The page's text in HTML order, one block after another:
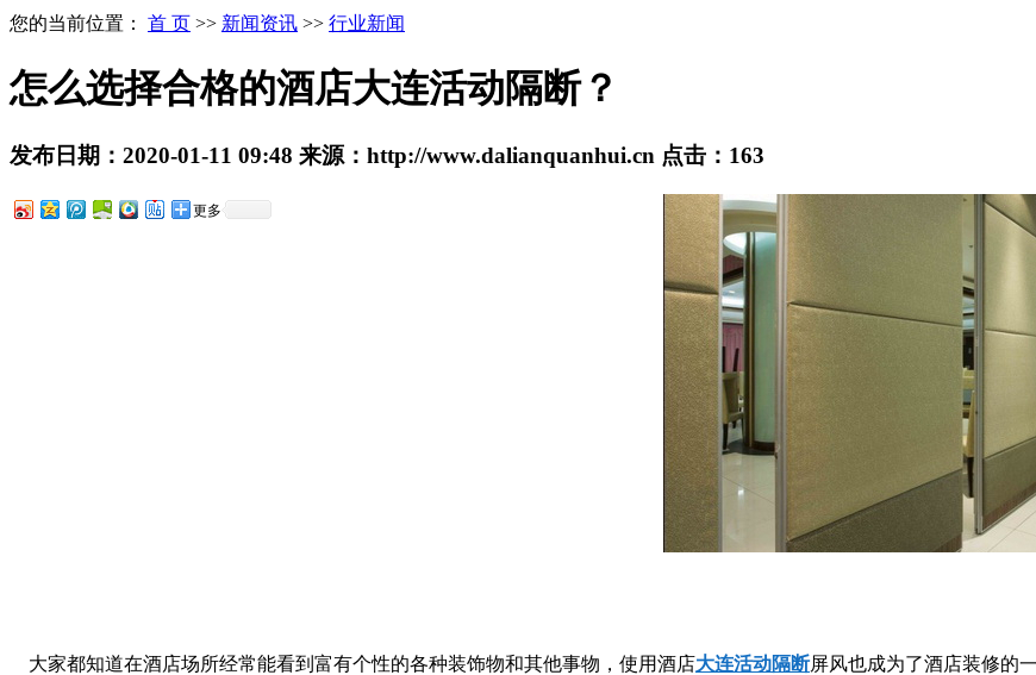
您的当前位置： 首 页 >> 新闻资讯 >> 行业新闻
怎么选择合格的酒店大连活动隔断？
发布日期： 2020-01-11 09:48 来源： http://www.dalianquanhui.cn 点击： 163
更多
大家都知道在酒店场所经常能看到富有个性的各种装饰物和其他事物，使用酒店大连活动隔断屏风也成为了酒店装修的